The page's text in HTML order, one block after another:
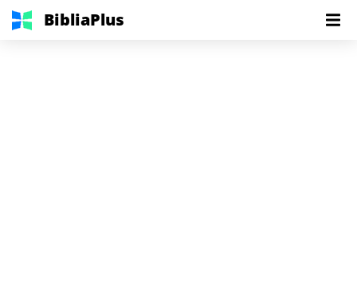
BibliaPlus